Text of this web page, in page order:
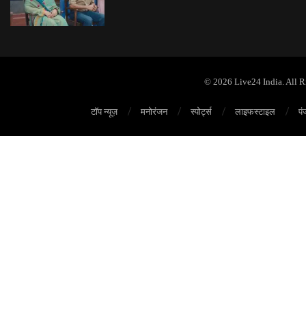
© 2026 Live24 India. All
टॉप न्यूज़ मनोरंजन स्पोर्ट्स लाइफस्टाइल